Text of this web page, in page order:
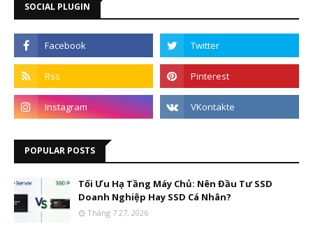
SOCIAL PLUGIN
POPULAR POSTS
Tối Ưu Hạ Tầng Máy Chủ: Nên Đầu Tư SSD
Doanh Nghiệp Hay SSD Cá Nhân?
Tháng 7 27, 2026